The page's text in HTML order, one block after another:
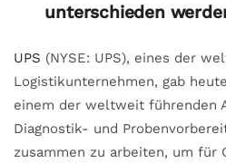
unterschieden
UPS (NYSE: UPS), eines der
Logistikunternehmen, gab
einem der weltweit führenden
Diagnostik- und
zusammen zu arbeiten, um für